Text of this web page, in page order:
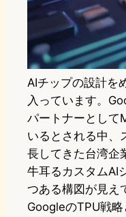
AIチップの設計を
入っています。
パートナーとして
いるとされる中、
長してきた台湾企
牛耳るカスタムAI
つある構図が見え
GoogleのTPU戦